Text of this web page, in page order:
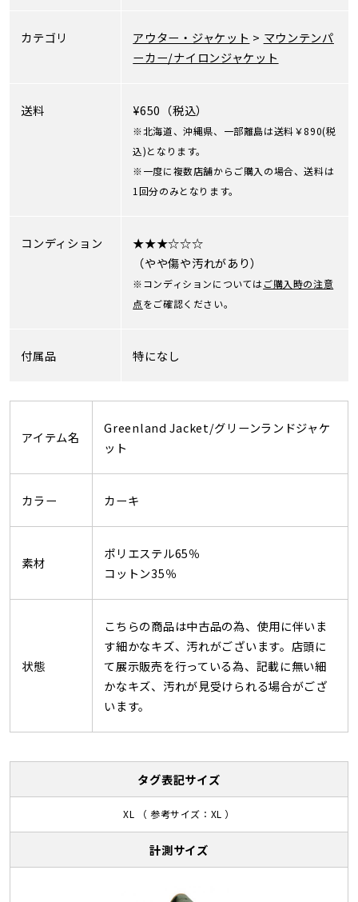
カテゴリ アウター・ジャケット > マウンテンパ
ーカー/ナイロンジャケット
送料 ¥650（税込）
※北海道、沖縄県、一部離島は送料￥890(税
込)となります。
※一度に複数店舗からご購入の場合、送料は
1回分のみとなります。
コンディション
★★★☆☆☆
（やや傷や汚れがあり）
※コンディションについてはご購入時の注意
点をご確認ください。
付属品 特になし
アイテム名
Greenland Jacket/グリーンランドジャケ
ット
カラー カーキ
素材
ポリエステル65％
コットン35％
状態
こちらの商品は中古品の為、使用に伴いま
す細かなキズ、汚れがございます。店頭に
て展示販売を行っている為、記載に無い細
かなキズ、汚れが見受けられる場合がござ
います。
タグ表記サイズ
XL （ 参考サイズ：XL ）
計測サイズ